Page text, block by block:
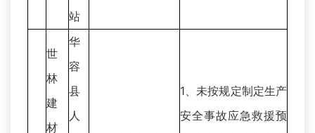
站
世
林
建
材
华
容
县
人
1、未按规定制定生产
安全事故应急救援预